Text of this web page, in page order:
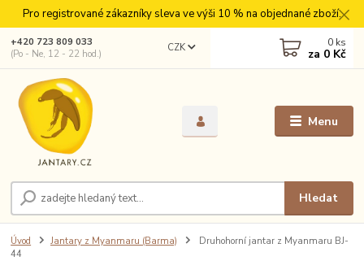
Pro registrované zákazníky sleva ve výši 10 % na objednané zboží.
Menu
CZK
Hledat
+420 723 809 033
(Po - Ne, 12 - 22 hod.)
0 ks
za 0 Kč
Úvod Jantary z Myanmaru (Barma)
Druhohorní jantar z Myanmaru BJ-
44